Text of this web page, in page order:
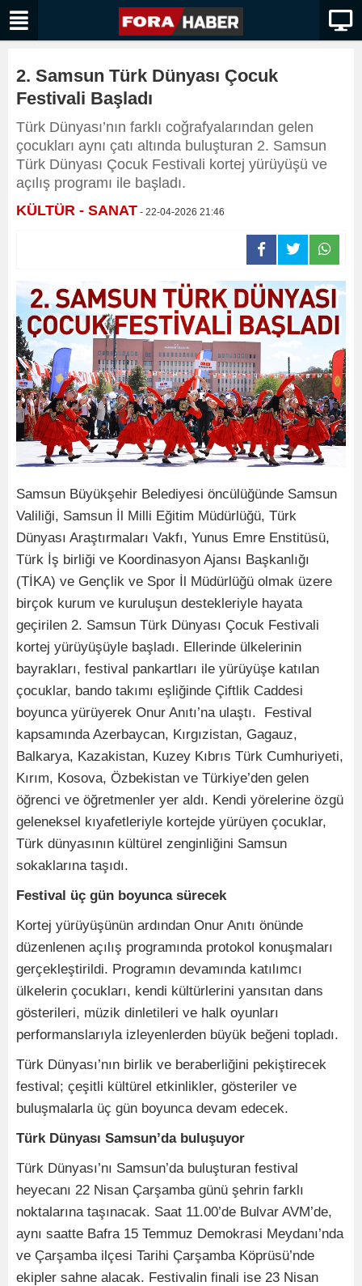
2. Samsun Türk Dünyası Çocuk
Festivali Başladı
Türk Dünyası’nın farklı coğrafyalarından gelen
çocukları aynı çatı altında buluşturan 2. Samsun
Türk Dünyası Çocuk Festivali kortej yürüyüşü ve
açılış programı ile başladı.
KÜLTÜR - SANAT - 22-04-2026 21:46
Samsun Büyükşehir Belediyesi öncülüğünde Samsun
Valiliği, Samsun İl Milli Eğitim Müdürlüğü, Türk
Dünyası Araştırmaları Vakfı, Yunus Emre Enstitüsü,
Türk İş birliği ve Koordinasyon Ajansı Başkanlığı
(TİKA) ve Gençlik ve Spor İl Müdürlüğü olmak üzere
birçok kurum ve kuruluşun destekleriyle hayata
geçirilen 2. Samsun Türk Dünyası Çocuk Festivali
kortej yürüyüşüyle başladı. Ellerinde ülkelerinin
bayrakları, festival pankartları ile yürüyüşe katılan
çocuklar, bando takımı eşliğinde Çiftlik Caddesi
boyunca yürüyerek Onur Anıtı’na ulaştı. Festival
kapsamında Azerbaycan, Kırgızistan, Gagauz,
Balkarya, Kazakistan, Kuzey Kıbrıs Türk Cumhuriyeti,
Kırım, Kosova, Özbekistan ve Türkiye’den gelen
öğrenci ve öğretmenler yer aldı. Kendi yörelerine özgü
geleneksel kıyafetleriyle kortejde yürüyen çocuklar,
Türk dünyasının kültürel zenginliğini Samsun
sokaklarına taşıdı.
Festival üç gün boyunca sürecek
Kortej yürüyüşünün ardından Onur Anıtı önünde
düzenlenen açılış programında protokol konuşmaları
gerçekleştirildi. Programın devamında katılımcı
ülkelerin çocukları, kendi kültürlerini yansıtan dans
gösterileri, müzik dinletileri ve halk oyunları
performanslarıyla izleyenlerden büyük beğeni topladı.
Türk Dünyası’nın birlik ve beraberliğini pekiştirecek
festival; çeşitli kültürel etkinlikler, gösteriler ve
buluşmalarla üç gün boyunca devam edecek.
Türk Dünyası Samsun’da buluşuyor
Türk Dünyası’nı Samsun’da buluşturan festival
heyecanı 22 Nisan Çarşamba günü şehrin farklı
noktalarına taşınacak. Saat 11.00’de Bulvar AVM’de,
aynı saatte Bafra 15 Temmuz Demokrasi Meydanı’nda
ve Çarşamba ilçesi Tarihi Çarşamba Köprüsü’nde
ekipler sahne alacak. Festivalin finali ise 23 Nisan